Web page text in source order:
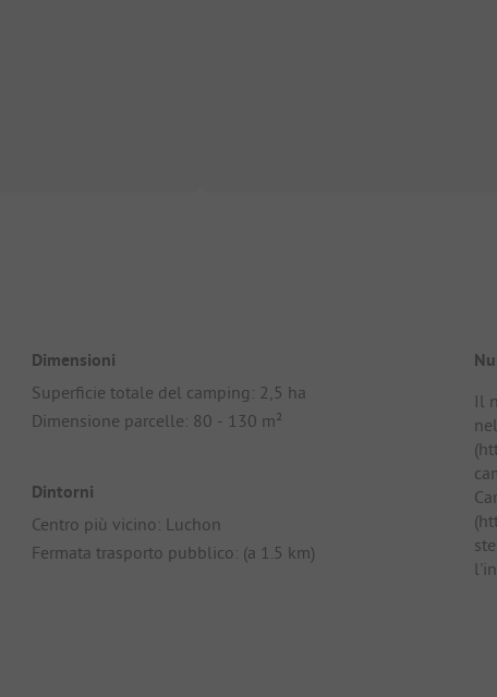
Dimensioni
Superficie totale del camping: 2,5 ha
Dimensione parcelle: 80 - 130 m²
Dintorni
Centro più vicino: Luchon
Fermata trasporto pubblico: (a 1.5 km)
Il